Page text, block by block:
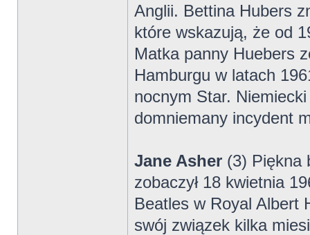
Anglii. Bettina Hubers
które wskazują, że od
Matka panny Huebers
Hamburgu w latach
nocnym Star.
domniemany incydent
Jane Asher (3) Piękna
zobaczył 18 kwietnia
Beatles w Royal Albert
swój związek kilka